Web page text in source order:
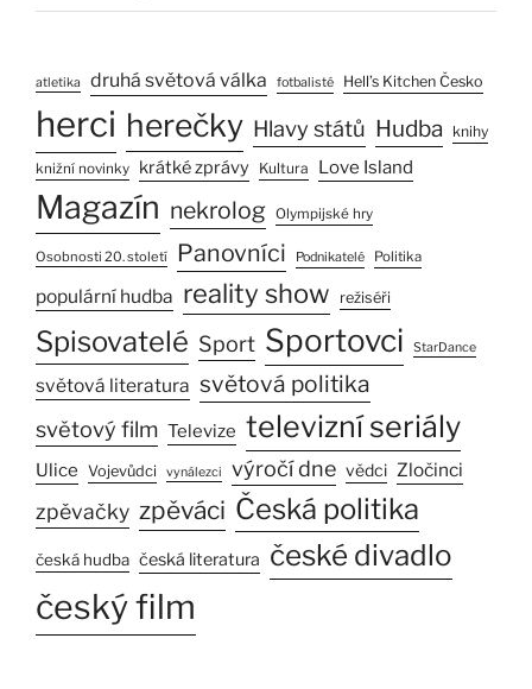
atletika druhá světová válka fotbalisté Hell’s Kitchen Česko
herci herečky Hlavy států Hudba knihy
knižní novinky krátké zprávy Kultura Love Island
Magazín nekrolog Olympijské hry
Osobnosti 20. století Panovníci Podnikatelé Politika
populární hudba reality show režiséři
Spisovatelé Sport Sportovci StarDance
světová literatura světová politika
světový film Televize televizní seriály
Ulice Vojevůdci vynálezci výročí dne vědci Zločinci
zpěvačky zpěváci Česká politika
česká hudba česká literatura české divadlo
český film